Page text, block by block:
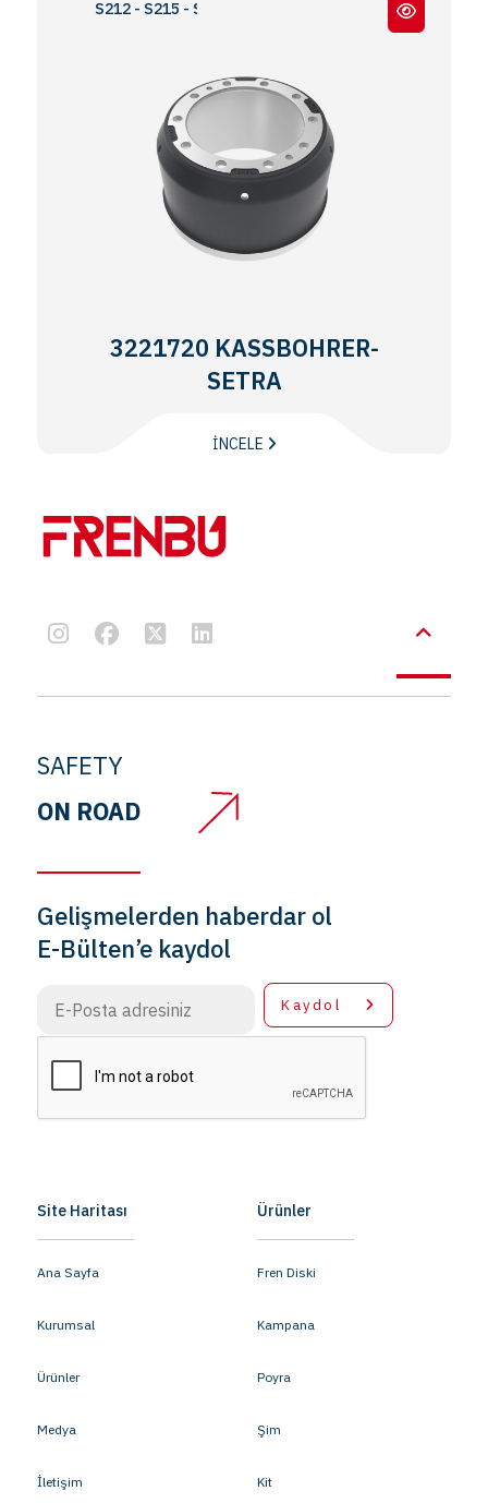
S212 - S215 - S140
3221720 KASSBOHRER-
SETRA
İNCELE
SAFETY
ON ROAD
Gelişmelerden haberdar ol
E-Bülten’e kaydol
Kaydol
Site Haritası
Ana Sayfa
Kurumsal
Ürünler
Medya
İletişim
Ürünler
Fren Diski
Kampana
Poyra
Şim
Kit